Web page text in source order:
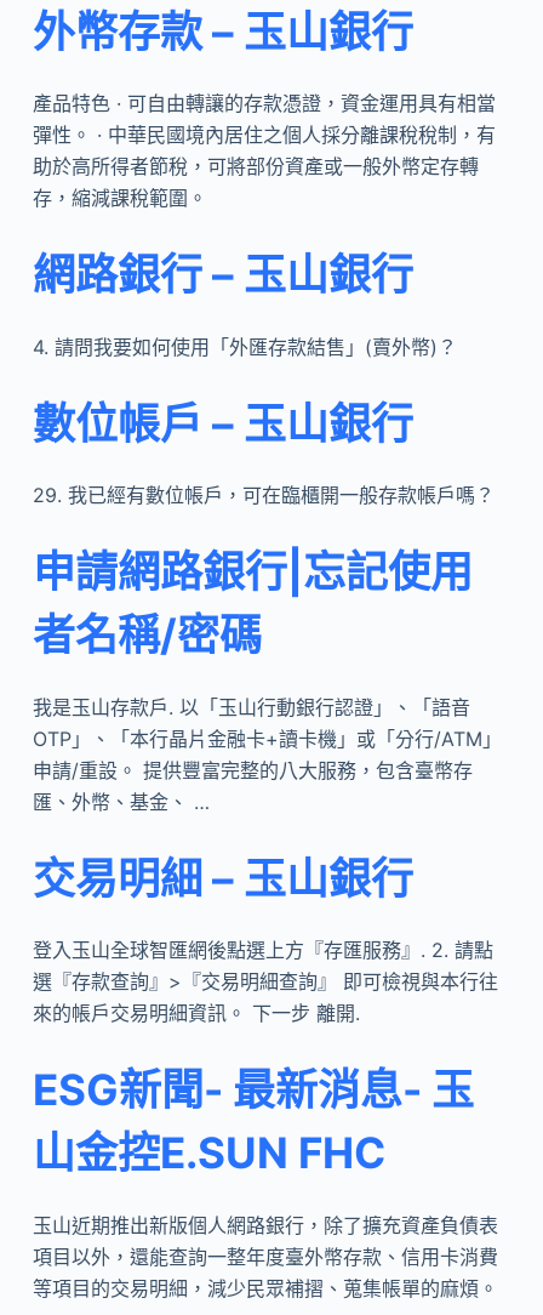
外幣存款 – 玉山銀行
產品特色 · 可自由轉讓的存款憑證，資金運用具有相當
彈性。 · 中華民國境內居住之個人採分離課稅稅制，有
助於高所得者節稅，可將部份資產或一般外幣定存轉
存，縮減課稅範圍。
網路銀行 – 玉山銀行
4. 請問我要如何使用「外匯存款結售」(賣外幣)？
數位帳戶 – 玉山銀行
29. 我已經有數位帳戶，可在臨櫃開一般存款帳戶嗎？
申請網路銀行|忘記使用
者名稱/密碼
我是玉山存款戶. 以「玉山行動銀行認證」、「語音
OTP」、「本行晶片金融卡+讀卡機」或「分行/ATM」
申請/重設。 提供豐富完整的八大服務，包含臺幣存
匯、外幣、基金、 …
交易明細 – 玉山銀行
登入玉山全球智匯網後點選上方『存匯服務』. 2. 請點
選『存款查詢』>『交易明細查詢』 即可檢視與本行往
來的帳戶交易明細資訊。 下一步 離開.
ESG新聞- 最新消息- 玉
山金控E.SUN FHC
玉山近期推出新版個人網路銀行，除了擴充資產負債表
項目以外，還能查詢一整年度臺外幣存款、信用卡消費
等項目的交易明細，減少民眾補摺、蒐集帳單的麻煩。